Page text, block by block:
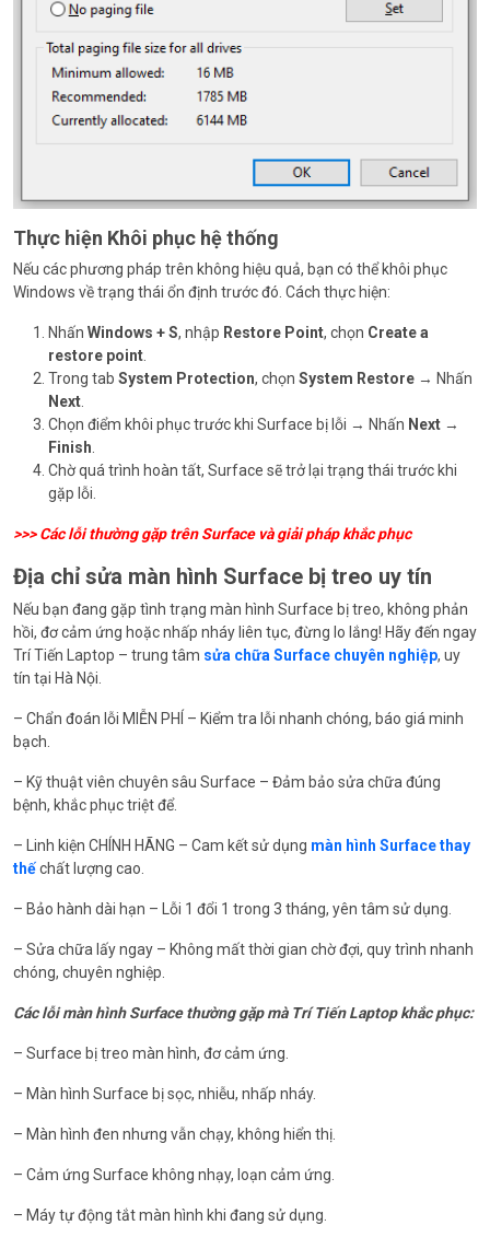
Thực hiện Khôi phục hệ thống
Nếu các phương pháp trên không hiệu quả, bạn có thể khôi phục
Windows về trạng thái ổn định trước đó. Cách thực hiện:
Nhấn Windows + S, nhập Restore Point, chọn Create a
restore point
Trong tab System Protection, chọn System Restore → Nhấn
Next
Chọn điểm khôi phục trước khi Surface bị lỗi → Nhấn Next →
Finish
Chờ quá trình hoàn tất, Surface sẽ trở lại trạng thái trước khi
gặp lỗi.
>>>Các lỗi thường gặp trên Surface và giải pháp khắc phục
Địa chỉ sửa màn hình Surface bị treo uy tín
Nếu bạn đang gặp tình trạng màn hình Surface bị treo, không phản
hồi, đơ cảm ứng hoặc nhấp nháy liên tục, đừng lo lắng! Hãy đến ngay
Trí Tiến Laptop – trung tâm sửa chữa Surface chuyên nghiệp, uy
tín tại Hà Nội.
– Chẩn đoán lỗi MIỄN PHÍ – Kiểm tra lỗi nhanh chóng, báo giá minh
bạch.
– Kỹ thuật viên chuyên sâu Surface – Đảm bảo sửa chữa đúng
bệnh, khắc phục triệt để.
– Linh kiện CHÍNH HÃNG – Cam kết sử dụng màn hình Surface thay
thếchất lượng cao.
– Bảo hành dài hạn – Lỗi 1 đổi 1 trong 3 tháng, yên tâm sử dụng.
– Sửa chữa lấy ngay – Không mất thời gian chờ đợi, quy trình nhanh
chóng, chuyên nghiệp.
Các lỗi màn hình Surface thường gặp mà Trí Tiến Laptop khắc phục:
– Surface bị treo màn hình, đơ cảm ứng.
– Màn hình Surface bị sọc, nhiễu, nhấp nháy.
– Màn hình đen nhưng vẫn chạy, không hiển thị.
– Cảm ứng Surface không nhạy, loạn cảm ứng.
– Máy tự động tắt màn hình khi đang sử dụng.